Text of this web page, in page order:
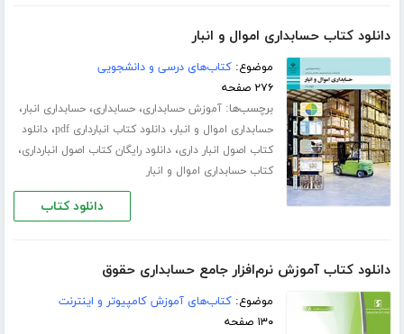
دانلود کتاب حسابداری اموال و انبار
موضوع:کتاب‌های درسی و دانشجویی
۲۷۶ صفحه
برچسب‌ها:آموزش حسابداری،حسابداری،حسابداری انبار،
حسابداری اموال و انبار،دانلود کتاب انبارداری pdf ،دانلود
کتاب اصول انبار داری،دانلود رایگان کتاب اصول انبارداری،
کتاب حسابداری اموال و انبار
دانلود کتاب
دانلود کتاب آموزش نرم‌افزار جامع حسابداری حقوق
موضوع:کتاب‌های آموزش کامپیوتر و اینترنت
۱۳۰ صفحه